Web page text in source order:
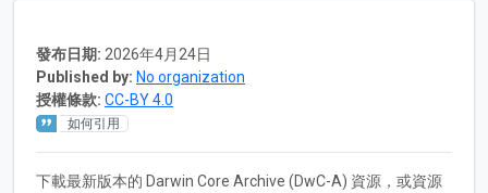
發布日期: 2026年4月24日
Published by: No organization
授權條款: CC-BY 4.0
如何引用
下載最新版本的 Darwin Core Archive (DwC-A) 資源，或資源